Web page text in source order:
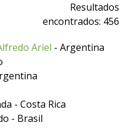
Resultados
encontrados: 456
Ariel - Argentina
- Costa Rica
- Brasil